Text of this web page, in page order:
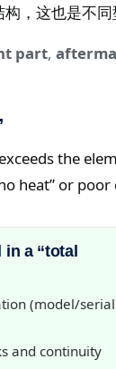
，这也是不
part,
the
heat” or
a “total
(model/serial
and continuity